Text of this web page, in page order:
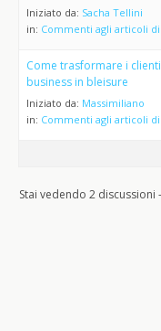
Iniziato da: Sacha Tellini
in: Commenti agli articoli
Come trasformare i clienti
business in bleisure
Iniziato da: Massimiliano
in: Commenti agli articoli
Stai vedendo 2 discussioni